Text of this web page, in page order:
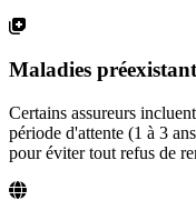
Maladies
Certains assureurs
période d'attente (1 à 3
pour éviter tout refus de